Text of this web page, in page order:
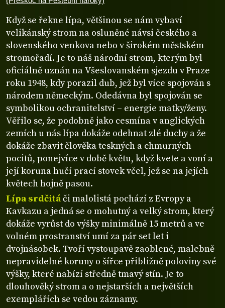
Když se řekne lípa, většinou se nám vybaví
velikánský strom na osluněné návsi českého a
slovenského venkova nebo v širokém městském
stromořadí. Je to náš národní strom, kterým byl
oficiálně uznán na Všeslovanském sjezdu v Praze
roku 1948, kdy porazil dub, jež byl více spojován s
národem německým. Odedávna byl spojován se
symbolikou ochranitelství – energie matky/ženy.
Věřilo se, že podobně jako cesmína v anglických
zemích u nás lípa dokáže odehnat zlé duchy a že
dokáže zbavit člověka teskných a chmurných
pocitů, ponejvíce v době květu, když kvete a voní a
její koruna hučí prací stovek včel, jež se na jejích
květech hojně pasou.
Lípa srdčitáči malolistá pochází z Evropy a
Kavkazu a jedná se o mohutný a velký strom, který
dokáže vyrůst do výšky minimálně 15 metrů a ve
volném prostranství umí za pár set let i
dvojnásobek. Tvoří vystoupavě zaoblené, malebně
nepravidelné koruny o šířce přibližně poloviny své
výšky, které nabízí středně tmavý stín. Je to
dlouhověký strom a o nejstarších a největších
exemplářích se vedou záznamy.